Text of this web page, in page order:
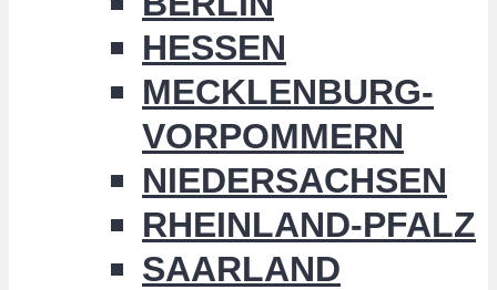
HESSEN
MECKLENBURG-
VORPOMMERN
NIEDERSACHSEN
RHEINLAND-PFALZ
SAARLAND